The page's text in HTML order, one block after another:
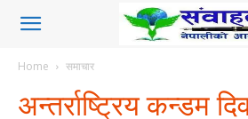
Home समाचार
अन्तर्राष्ट्रिय कन्डम